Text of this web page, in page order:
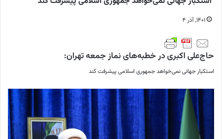
۱۴۰۱, آذر ۴
حاج‌علی اکبری در خطبه‌های نماز جمعه تهران:
استکبار جهانی نمی‌خواهد جمهوری اسلامی پیشرفت کند